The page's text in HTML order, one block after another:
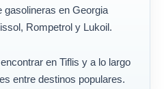
gasolineras en Georgia
Rompetrol y Lukoil.
en Tiflis y a lo largo
entre destinos populares.